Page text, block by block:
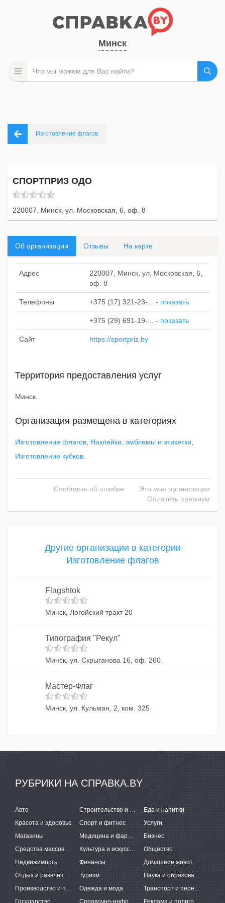
Минск
Изготовление флагов
СПОРТПРИЗ ОДО
220007, Минск, ул. Московская, 6, оф. 8
Об организации Отзывы На карте
Адрес
220007, Минск, ул. Московская, 6,
оф. 8
Телефоны +375 (17) 321-23-... - показать
+375 (29) 691-19-... - показать
Сайт https://sportpriz.by
Территория предоставления услуг
Минск.
Организация размещена в категориях
Изготовление флагов Наклейки, эмблемы и этикетки
Изготовление кубков
Сообщить об ошибке
Это моя организация
Оплатить премиум
Другие организации в категории
Изготовление флагов
Flagshtok
Минск, Логойский тракт 20
Типография "Рекул"
Минск, ул. Скрыганова 16, оф. 260.
Мастер-Флаг
Минск, ул. Кульман, 2, ком. 325
РУБРИКИ НА СПРАВКА.BY
Авто Строительство и ремонт
Еда и напитки
Красота и здоровье
Спорт и фитнес
Услуги
Магазины
Медицина и фармацевтика
Бизнес
Средства массовой информации
Культура и искусство
Общество
Недвижимость
Финансы
Домашние животные
Отдых и развлечения
Туризм
Наука и образование
Производство и поставки
Одежда и мода
Транспорт и перевозки
Государство